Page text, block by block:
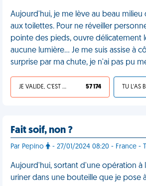
Aujourd'hui, je me lève au beau milieu
aux toilettes. Pour ne réveiller
pointe des pieds, ouvre délicatement
aucune lumière... Je me suis assise à
surprise par ma chute, je n'ai pas pu
JE VALIDE, C'EST UNE VDM 57 174
Fait soif, non ?
Par Pepino - 27/01/2024 08:20 - France -
Aujourd'hui, sortant d'une opération à
uriner dans une bouteille que je pose